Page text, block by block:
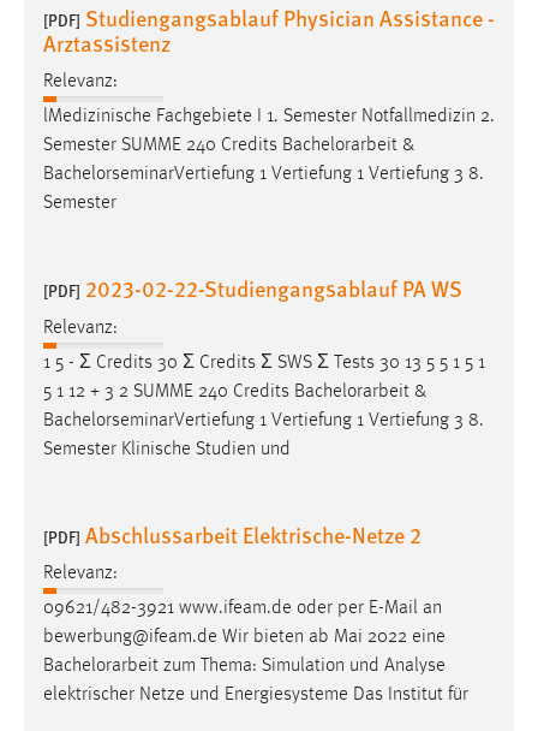
[PDF] Studiengangsablauf Physician Assistance -
Arztassistenz
Relevanz:
lMedizinische Fachgebiete I 1. Semester Notfallmedizin 2.
Semester SUMME 240 Credits Bachelorarbeit &
BachelorseminarVertiefung 1 Vertiefung 1 Vertiefung 3 8.
Semester
[PDF] 2023-02-22-Studiengangsablauf PA WS
Relevanz:
1 5 - Ʃ Credits 30 Ʃ Credits Ʃ SWS Ʃ Tests 30 13 5 5 1 5 1
5 1 12 + 3 2 SUMME 240 Credits Bachelorarbeit &
BachelorseminarVertiefung 1 Vertiefung 1 Vertiefung 3 8.
Semester Klinische Studien und
[PDF] Abschlussarbeit Elektrische-Netze 2
Relevanz:
09621/482-3921 www.ifeam.de oder per E-Mail an
bewerbung@ifeam.de Wir bieten ab Mai 2022 eine
Bachelorarbeit zum Thema: Simulation und Analyse
elektrischer Netze und Energiesysteme Das Institut für